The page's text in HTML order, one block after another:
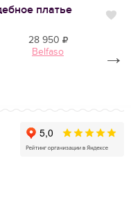
платье
28 950
Belfaso
→